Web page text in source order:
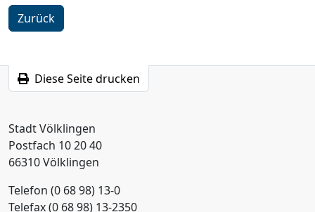
Zurück
Diese Seite drucken
Stadt Völklingen
Postfach 10 20 40
66310 Völklingen
Telefon (0 68 98) 13-0
Telefax (0 68 98) 13-2350